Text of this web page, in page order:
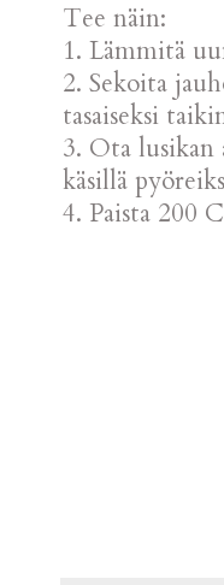
Tee näin:
1. Lämmitä
2. Sekoita
tasaiseksi
3. Ota
käsillä
4. Paista 200